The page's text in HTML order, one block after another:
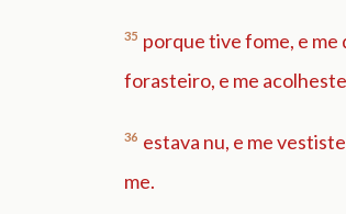
35 porque tive fome, e me
forasteiro, e me
36 estava nu, e me
me.